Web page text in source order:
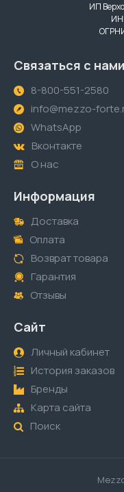
ИП
Связаться с нами
8-800-551-2580
info@mezzo-
WhatsApp
Вконтакте
О нас
Информация
Доставка
Оплата
Возврат товара
Гарантия
Отзывы
Сайт
Личный кабинет
История заказов
Бренды
Карта сайта
Поиск